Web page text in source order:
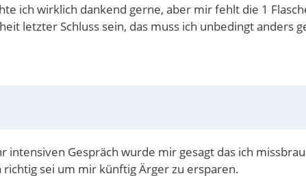
ich wirklich dankend gerne, aber mir fehlt die 1
letzter Schluss sein, das muss ich unbedingt anders
intensiven Gespräch wurde mir gesagt das ich
sei um mir künftig Ärger zu ersparen.